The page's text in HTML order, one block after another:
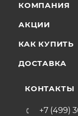
КОМПАНИЯ
АКЦИИ
КАК КУПИТЬ
ДОСТАВКА
КОНТАКТЫ
+7 (499)